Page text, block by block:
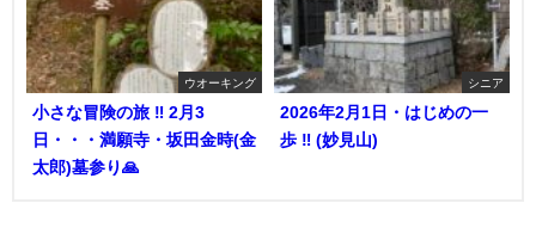
ウオーキング
小さな冒険の旅 ‼︎ 2月3
日・・・満願寺・坂田金時(金
太郎)墓参り🙏
シニア
2026年2月1日・はじめの一
歩 ‼︎ (妙見山)